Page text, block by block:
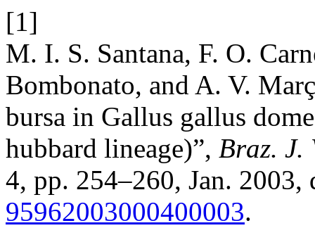
[1]
M. I. S. Santana, F. O.
Bombonato, and A. V.
bursa in Gallus gallus
hubbard lineage)”, Braz. J.
4, pp. 254–260, Jan.
95962003000400003.